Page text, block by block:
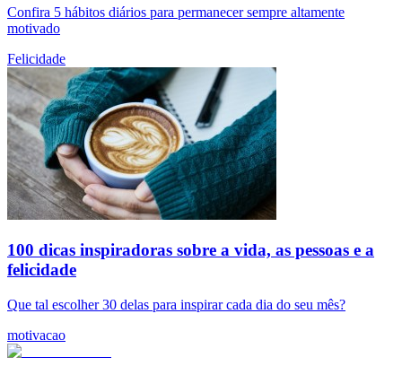
Confira 5 hábitos diários para permanecer sempre altamente
motivado
Felicidade
100 dicas inspiradoras sobre a vida, as pessoas e a
felicidade
Que tal escolher 30 delas para inspirar cada dia do seu mês?
motivacao